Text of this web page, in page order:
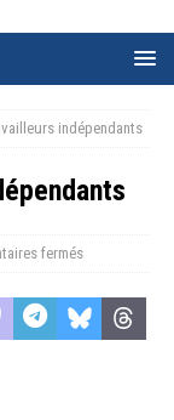
indépendants
fermés